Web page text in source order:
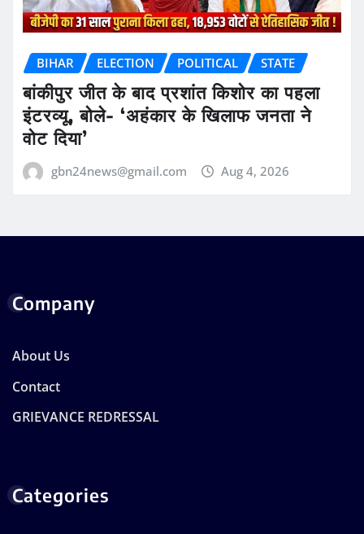
BIHAR ELECTION POLITICAL STATE
बांकीपुर जीत के बाद प्रशांत किशोर का पहला
इंटरव्यू, बोले- ‘अहंकार के खिलाफ जनता ने
वोट दिया’
gbn24news@gmail.com Aug 4, 2026
Company
About Us
Contact
GRIEVANCE REDRESSAL
Categories